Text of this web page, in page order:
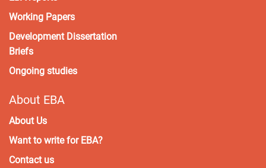
Working Papers
Development Dissertation
Briefs
Ongoing studies
About EBA
About Us
Want to write for EBA?
Contact us